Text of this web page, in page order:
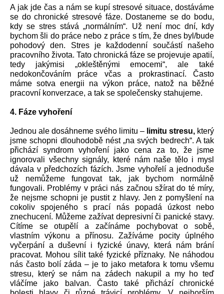
A jak jde čas a nám se kupí stresové situace, dostáváme
se do chronické stresové fáze. Dostaneme se do bodu,
kdy se stres stává „normálním“. Už není moc dní, kdy
bychom šli do práce nebo z práce s tím, že dnes byl/bude
pohodový den. Stres je každodenní součástí našeho
pracovního života. Tato chronická fáze se projevuje apatií,
tedy jakýmisi „okleštěnými emocemi“, ale také
nedokončováním práce včas a prokrastinací. Často
máme sotva energii na výkon práce, natož na běžné
pracovní konverzace, a tak se společensky stahujeme.
4. Fáze vyhoření
Jednou ale dosáhneme svého limitu – limitu stresu, který
jsme schopni dlouhodobě nést „na svých bedrech“. A tak
přichází syndrom vyhoření jako cena za to, že jsme
ignorovali všechny signály, které nám naše tělo i mysl
dávala v předchozích fázích. Jsme vyhořelí a jednoduše
už nemůžeme fungovat tak, jak bychom normálně
fungovali. Problémy v práci nás začnou sžírat do té míry,
že nejsme schopni je pustit z hlavy. Jen z pomyšlení na
cokoliv spojeného s prací nás popadá úzkost nebo
znechucení. Můžeme zažívat depresivní či panické stavy.
Cítíme se otupělí a začínáme pochybovat o sobě,
vlastním výkonu a přínosu. Zažíváme pocity úplného
vyčerpání a duševní i fyzické únavy, která nám brání
pracovat. Mohou sílit také fyzické příznaky. Ne náhodou
nás často bolí záda – je to jako metafora k tomu všemu
stresu, který se nám na zádech nakupil a my ho teď
vláčíme jako balvan. Často také přichází chronické